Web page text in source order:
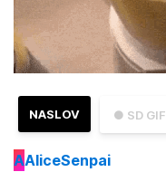
● SD GIF
NASLOV
AAliceSenpai